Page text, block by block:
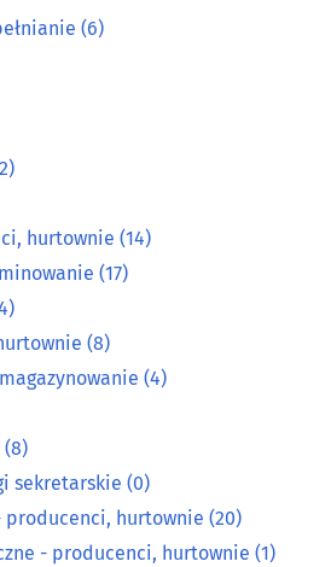
hurtownie
(8)
sekretarskie (0)
producenci, hurtownie(20)
(6)
hurtownie (14)
(17)
(8)
(4)
(8)
sekretarskie (0)
producenci, hurtownie (20)
- producenci, hurtownie (1)